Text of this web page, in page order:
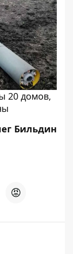
20 домов,
Бильдин
😡